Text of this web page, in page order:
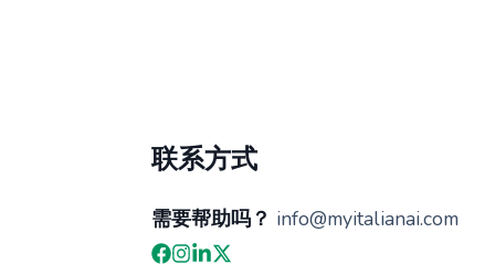
联系方式
需要帮助吗？ info@myitalianai.com